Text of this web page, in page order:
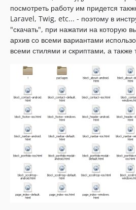
посмотреть работу им придется
Laravel, Twig, etc... - поэтому в
"скачать", при нажатии на которую
архив со всеми вариантами
всеми стилями и скриптами, а